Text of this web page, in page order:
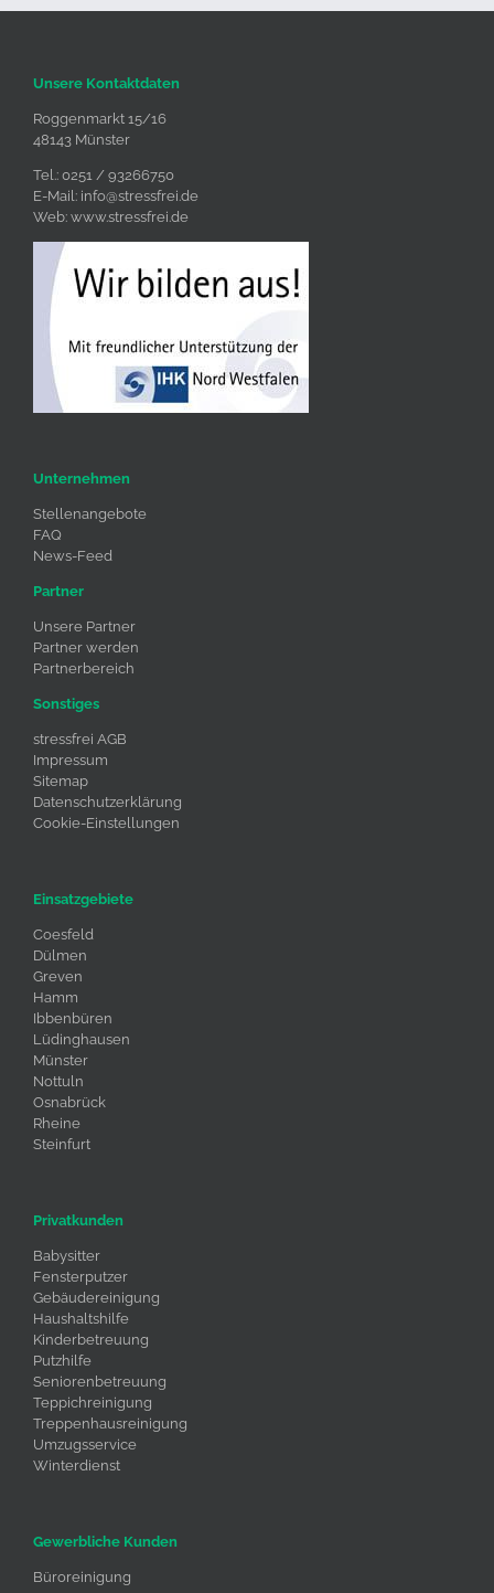
Unsere Kontaktdaten
Roggenmarkt 15/16
48143 Münster
Tel.: 0251 / 93266750
E-Mail: info@stressfrei.de
Web: www.stressfrei.de
Unternehmen
Stellenangebote
FAQ
News-Feed
Partner
Unsere Partner
Partner werden
Partnerbereich
Sonstiges
stressfrei AGB
Impressum
Sitemap
Datenschutzerklärung
Cookie-Einstellungen
Einsatzgebiete
Coesfeld
Dülmen
Greven
Hamm
Ibbenbüren
Lüdinghausen
Münster
Nottuln
Osnabrück
Rheine
Steinfurt
Privatkunden
Babysitter
Fensterputzer
Gebäudereinigung
Haushaltshilfe
Kinderbetreuung
Putzhilfe
Seniorenbetreuung
Teppichreinigung
Treppenhausreinigung
Umzugsservice
Winterdienst
Gewerbliche Kunden
Büroreinigung